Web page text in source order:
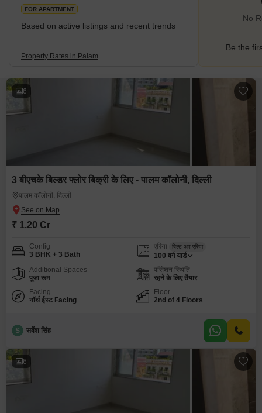
FOR APARTMENT
Based on active listings and recent trends
Property Rates in Palam
No
Be the
6
3 बीएचके बिल्डर फ्लोर बिक्री के लिए - पालम कॉलोनी, दिल्ली
पालम कॉलोनी, दिल्ली
₹ 1.20 Cr
Config
3 BHK + 3 Bath
एरिया बिल्ट-अप एरिया
100 वर्ग यार्ड
Additional Spaces
पूजा रूम
पॉसेशन स्थिति
रहने के लिए तैयार
Facing
नॉर्थ ईस्ट Facing
Floor
2nd of 4 Floors
S सर्वेश सिंह
6